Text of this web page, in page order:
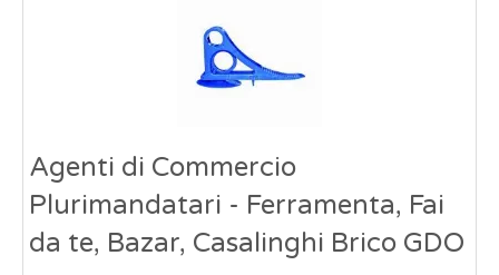
Agenti di Commercio
Plurimandatari - Ferramenta, Fai
da te, Bazar, Casalinghi Brico GDO